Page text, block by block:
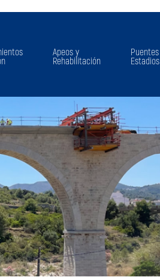
Apeos y
Rehabilitación Estadios